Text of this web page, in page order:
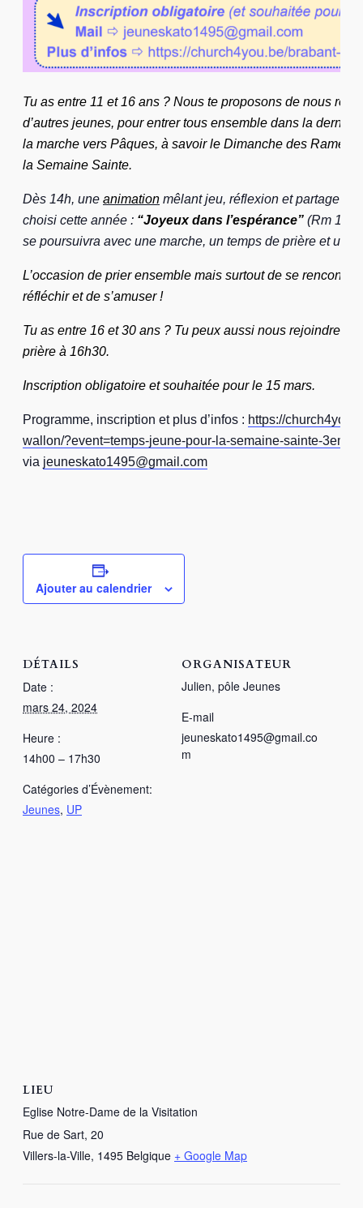
Tu as entre 11 et 16 ans ? Nous te proposons de nous
d’autres jeunes, pour entrer tous ensemble dans la
la marche vers Pâques, à savoir le Dimanche des
la Semaine Sainte.
Dès 14h, une animation mêlant jeu, réflexion et partage
choisi cette année : “Joyeux dans l’espérance” (Rm 12,
se poursuivra avec une marche, un temps de prière et un
L’occasion de prier ensemble mais surtout de se
réfléchir et de s’amuser !
Tu as entre 16 et 30 ans ? Tu peux aussi nous rejoindre
prière à 16h30.
Inscription obligatoire et souhaitée pour le 15 mars.
Programme, inscription et plus d’infos : https://
wallon/?event=temps-jeune-pour-la-semaine-sainte-3eme-
via jeuneskato1495@gmail.com
Ajouter au calendrier
DÉTAILS
Date :
mars 24, 2024
Heure :
14h00 – 17h30
Catégories d’Évènement:
Jeunes, UP
ORGANISATEUR
Julien, pôle Jeunes
E-mail
jeuneskato1495@gmail.co
m
LIEU
Eglise Notre-Dame de la Visitation
Rue de Sart, 20
Villers-la-Ville, 1495 Belgique + Google Map